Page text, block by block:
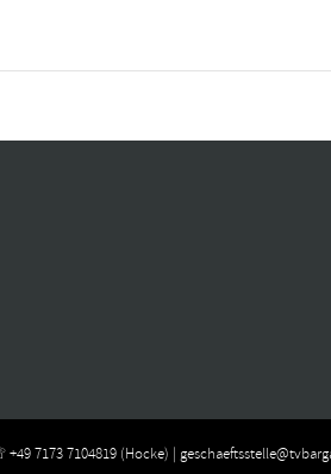
7173 7104819 (Hocke) |